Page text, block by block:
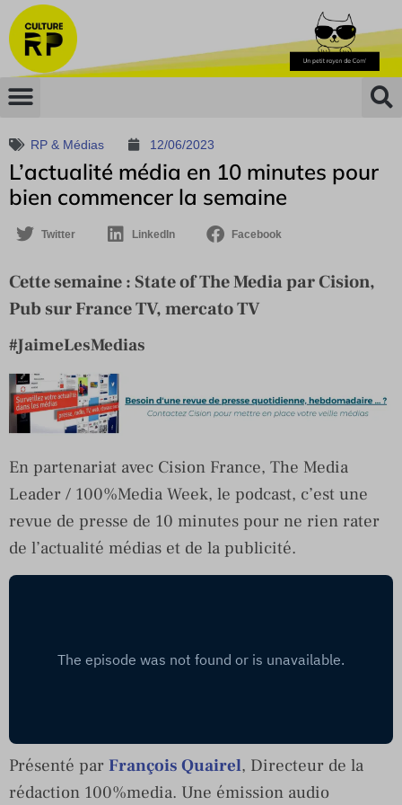
RP & Médias 12/06/2023
L’actualité média en 10 minutes pour
bien commencer la semaine
Twitter LinkedIn Facebook
Cette semaine : State of The Media par Cision,
Pub sur France TV, mercato TV
#JaimeLesMedias
En partenariat avec Cision France, The Media
Leader / 100%Media Week, le podcast, c’est une
revue de presse de 10 minutes pour ne rien rater
de l’actualité médias et de la publicité.
Présenté par François Quairel, Directeur de la
rédaction 100%media. Une émission audio